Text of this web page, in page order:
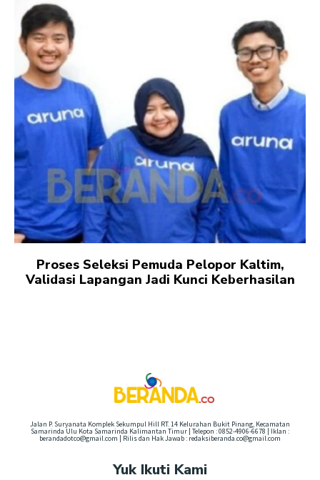
Proses Seleksi Pemuda Pelopor Kaltim,
Validasi Lapangan Jadi Kunci Keberhasilan
Jalan P. Suryanata Komplek Sekumpul Hill RT. 14 Kelurahan Bukit Pinang, Kecamatan
Samarinda Ulu Kota Samarinda Kalimantan Timur | Telepon : 0852-4906-6678 | Iklan :
berandadotco@gmail.com | Rilis dan Hak Jawab : redaksiberanda.co@gmail.com
Yuk Ikuti Kami